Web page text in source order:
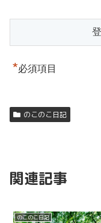
*必須項目
のこのこ日記
関連記事
のこのこ日記